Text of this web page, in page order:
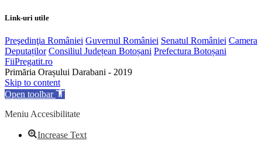
Link-uri utile
Preşedinţia României Guvernul României Senatul României Camera
Deputaților Consiliul Județean Botoșani Prefectura Botoșani
FiiPregatit.ro
Primăria Orașului Darabani - 2019
Skip to content
Open toolbar
Meniu Accesibilitate
Increase Text